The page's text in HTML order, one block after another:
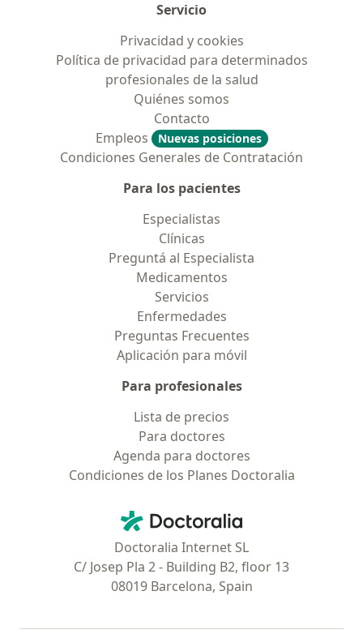
Servicio
Privacidad y cookies
Política de privacidad para determinados
profesionales de la salud
Quiénes somos
Contacto
Empleos
Nuevas posiciones
Condiciones Generales de Contratación
Para los pacientes
Especialistas
Clínicas
Preguntá al Especialista
Medicamentos
Servicios
Enfermedades
Preguntas Frecuentes
Aplicación para móvil
Para profesionales
Lista de precios
Para doctores
Agenda para doctores
Condiciones de los Planes Doctoralia
Doctoralia - Página de inicio
Doctoralia Internet SL
C/ Josep Pla 2 - Building B2, floor 13
08019 Barcelona, Spain